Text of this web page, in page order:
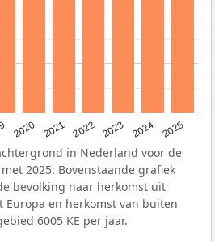
2020 2021 2022 2023 2024 2025
in Nederland voor de
2025: Bovenstaande grafiek
bevolking naar herkomst uit
en herkomst van buiten
6005 KE per jaar.